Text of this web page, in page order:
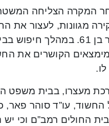
המקרה הצליחה
מגוונות, לעצור את
תושב העיר בן 61. במהלך
הקושרים את
מעצרו, בבית משפט
החשוד, עו”ד סוהר פאר,
החולים רמב”ם וכי יש